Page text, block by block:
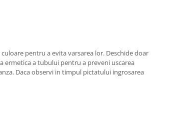
pentru a evita varsarea lor. Deschide doar
ermetica a tubului pentru a preveni uscarea
Daca observi in timpul pictatului ingrosarea